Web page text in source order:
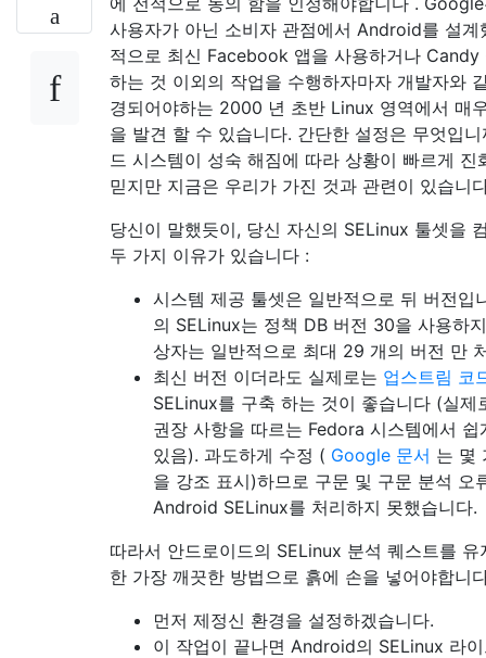
사용자가 아닌 소비자 관점에서 Android를 설계
적으로 최신 Facebook 앱을 사용하거나 Candy
하는 것 이외의 작업을 수행하자마자 개발자와
경되어야하는 2000 년 초반 Linux 영역에서 매
을 발견 할 수 있습니다. 간단한 설정은 무엇입
드 시스템이 성숙 해짐에 따라 상황이 빠르게 진
믿지만 지금은 우리가 가진 것과 관련이 있습니
당신이 말했듯이, 당신 자신의 SELinux 툴셋을
두 가지 이유가 있습니다 :
시스템 제공 툴셋은 일반적으로 뒤 버전입
의 SELinux는 정책 DB 버전 30을 사용하
상자는 일반적으로 최대 29 개의 버전 만
최신 버전 이더라도 실제로는 업스트림 코
SELinux를 구축 하는 것이 좋습니다 (실제
권장 사항을 따르는 Fedora 시스템에서 쉽
있음). 과도하게 수정 ( Google 문서 는 몇
을 강조 표시)하므로 구문 및 구문 분석 오
Android SELinux를 처리하지 못했습니다.
따라서 안드로이드의 SELinux 분석 퀘스트를 유
한 가장 깨끗한 방법으로 흙에 손을 넣어야합니
먼저 제정신 환경을 설정하겠습니다.
이 작업이 끝나면 Android의 SELinux 라